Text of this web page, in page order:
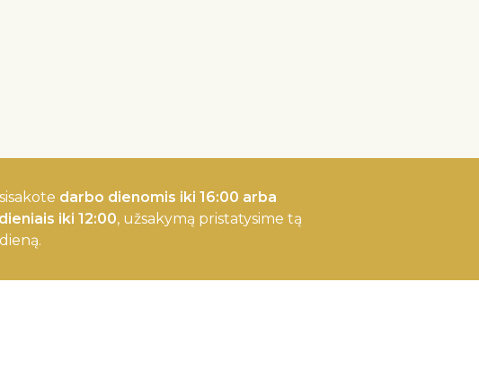
darbo dienomis iki 16:00 arba
iki 12:00, užsakymą pristatysime tą